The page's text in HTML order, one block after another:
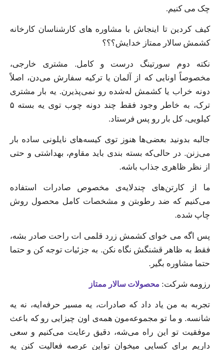
چک می‌ کنیم.
کیف کردین تا اینجاش با مشاوره های کارشناسان کارخانه
کشمش سالار ممتاز خدایش؟؟؟
نکته دوم سورتینگ درست و کامل. مشتری خارجی،
مخصوصاً اونایی که از آلمان یا ترکیه سفارش می‌دن، اصلاً
دونه خراب یا کشمش له‌شده رو نمی‌پذیرن. یه بار مشتری
ترک، به خاطر وجود فقط چند دونه چوب توی یه بسته ۵
کیلویی، کل بار رو پس فرستاد.
جالبه بدونید بعضی‌ها هنوز توی کیسه‌های نایلونی ساده بار
می‌زنن. در حالی‌که بسته بندی باید مقاوم، بهداشتی و حتی
از نظر ظاهری جذاب باشه.
ما از کارتن‌های چندلایه‌ی مخصوص صادرات استفاده
می‌کنیم که ضد رطوبتن و مشخصات کامل محصول روش
چاپ شده.
پس اگه می‌ خوای کشمش زرد قلمی‌ ات راحت صادر بشه،
فقط به ظاهر قشنگش نگاه نکن. به جزئیات توجه کن و حتما
حتما مشاوره بگیر.
رزومه شرکت: محصولات سالار ممتاز
تجربه به من یاد داد که صادرات، یه مسیر حرفه‌ایه، نه یه
شانسه. و ما تو مجموعه‌مون همه‌ی اون چیزایی رو که باعث
موفقیت تو این راه می‌شه، دقیق رعایت می‌کنیم و سعی
داریم برای کسایی میخوان تواین عرصه فعالیت کنن یه